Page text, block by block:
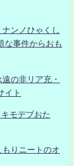
ンノひゃくし
な事件からおも
の非リア充・
イト
モデブおた
りニートのオ